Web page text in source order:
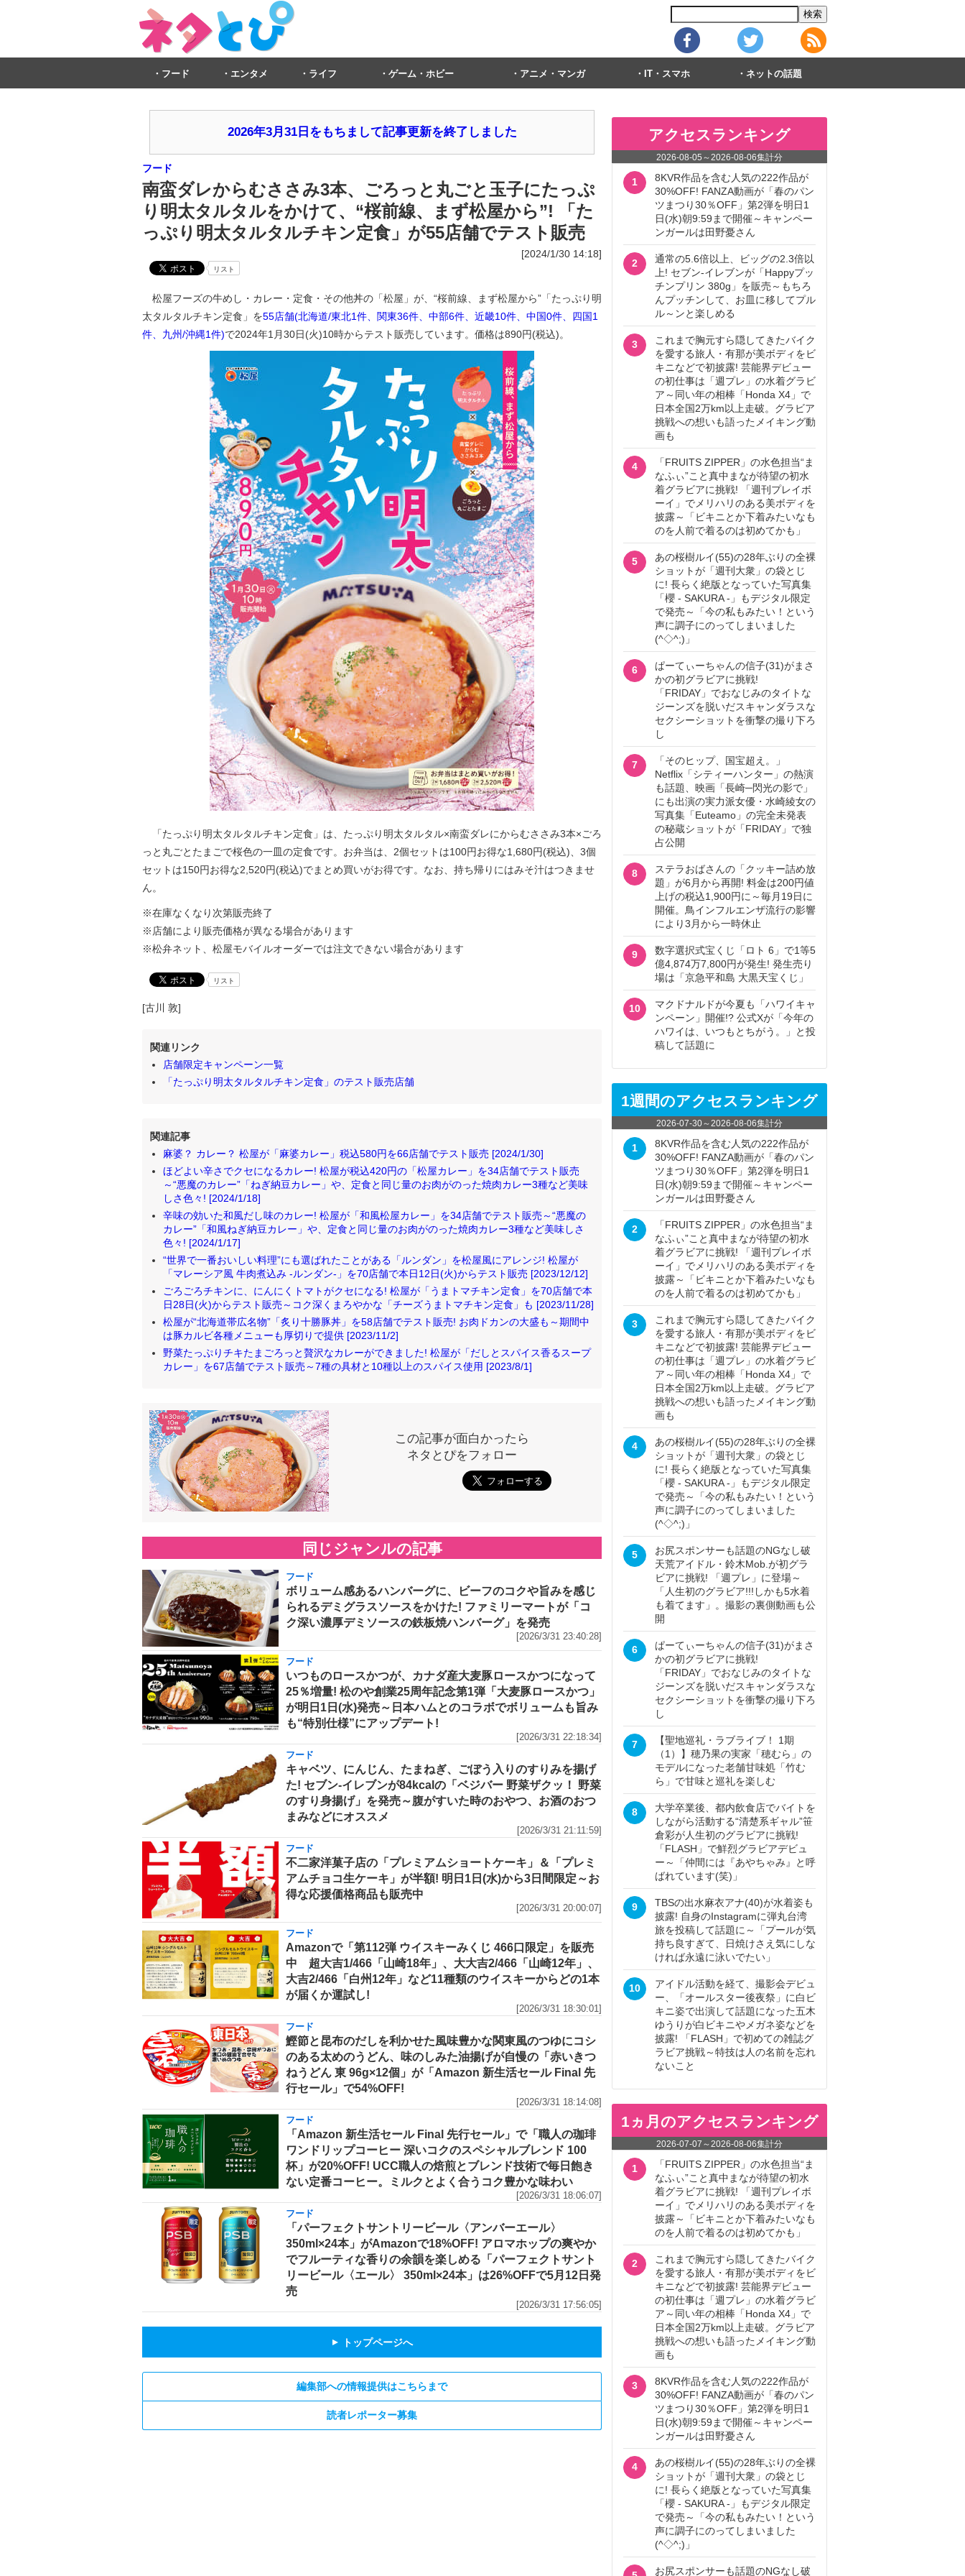
フード エンタメ ライフ ゲーム・ホビー アニメ・マンガ IT・スマホ ネットの話題
2026年3月31日をもちまして記事更新を終了しました
フード
南蛮ダレからむささみ3本、ごろっと丸ごと玉子にたっぷ
り明太タルタルをかけて、“桜前線、まず松屋から”! 「た
っぷり明太タルタルチキン定食」が55店舗でテスト販売
[2024/1/30 14:18]
リスト
松屋フーズの牛めし・カレー・定食・その他丼の「松屋」が、“桜前線、まず松屋から”「たっぷり明
太タルタルチキン定食」を55店舗(北海道/東北1件、関東36件、中部6件、近畿10件、中国0件、四国1
件、九州/沖縄1件)で2024年1月30日(火)10時からテスト販売しています。価格は890円(税込)。
「たっぷり明太タルタルチキン定食」は、たっぷり明太タルタル×南蛮ダレにからむささみ3本×ごろ
っと丸ごとたまごで桜色の一皿の定食です。お弁当は、2個セットは100円お得な1,680円(税込)、3個
セットは150円お得な2,520円(税込)でまとめ買いがお得です。なお、持ち帰りにはみそ汁はつきませ
ん。
※在庫なくなり次第販売終了
※店舗により販売価格が異なる場合があります
※松弁ネット、松屋モバイルオーダーでは注文できない場合があります
リスト
[古川 敦]
関連リンク
店舗限定キャンペーン一覧
「たっぷり明太タルタルチキン定食」のテスト販売店舗
関連記事
麻婆？ カレー？ 松屋が「麻婆カレー」税込580円を66店舗でテスト販売 [2024/1/30]
ほどよい辛さでクセになるカレー! 松屋が税込420円の「松屋カレー」を34店舗でテスト販売
～“悪魔のカレー”「ねぎ納豆カレー」や、定食と同じ量のお肉がのった焼肉カレー3種など美味
しさ色々! [2024/1/18]
辛味の効いた和風だし味のカレー! 松屋が「和風松屋カレー」を34店舗でテスト販売～“悪魔の
カレー”「和風ねぎ納豆カレー」や、定食と同じ量のお肉がのった焼肉カレー3種など美味しさ
色々! [2024/1/17]
“世界で一番おいしい料理”にも選ばれたことがある「ルンダン」を松屋風にアレンジ! 松屋が
「マレーシア風 牛肉煮込み -ルンダン-」を70店舗で本日12日(火)からテスト販売 [2023/12/12]
ごろごろチキンに、にんにくトマトがクセになる! 松屋が「うまトマチキン定食」を70店舗で本
日28日(火)からテスト販売～コク深くまろやかな「チーズうまトマチキン定食」も [2023/11/28]
松屋が“北海道帯広名物”「炙り十勝豚丼」を58店舗でテスト販売! お肉ドカンの大盛も～期間中
は豚カルビ各種メニューも厚切りで提供 [2023/11/2]
野菜たっぷりチキたまごろっと贅沢なカレーができました! 松屋が「だしとスパイス香るスープ
カレー」を67店舗でテスト販売～7種の具材と10種以上のスパイス使用 [2023/8/1]
この記事が面白かったら
ネタとぴをフォロー
同じジャンルの記事
フード
ボリューム感あるハンバーグに、ビーフのコクや旨みを感じ
られるデミグラスソースをかけた! ファミリーマートが「コ
ク深い濃厚デミソースの鉄板焼ハンバーグ」を発売
[2026/3/31 23:40:28]
フード
いつものロースかつが、カナダ産大麦豚ロースかつになって
25％増量! 松のや創業25周年記念第1弾「大麦豚ロースかつ」
が明日1日(水)発売～日本ハムとのコラボでボリュームも旨み
も“特別仕様”にアップデート!
[2026/3/31 22:18:34]
フード
キャベツ、にんじん、たまねぎ、ごぼう入りのすりみを揚げ
た! セブン‐イレブンが84kcalの「ベジバー 野菜ザクッ！ 野菜
のすり身揚げ」を発売～腹がすいた時のおやつ、お酒のおつ
まみなどにオススメ
[2026/3/31 21:11:59]
フード
不二家洋菓子店の「プレミアムショートケーキ」＆「プレミ
アムチョコ生ケーキ」が半額! 明日1日(水)から3日間限定～お
得な応援価格商品も販売中
[2026/3/31 20:00:07]
フード
Amazonで「第112弾 ウイスキーみくじ 466口限定」を販売
中 超大吉1/466「山崎18年」、大大吉2/466「山崎12年」、
大吉2/466「白州12年」など11種類のウイスキーからどの1本
が届くか運試し!
[2026/3/31 18:30:01]
フード
鰹節と昆布のだしを利かせた風味豊かな関東風のつゆにコシ
のある太めのうどん、味のしみた油揚げが自慢の「赤いきつ
ねうどん 東 96g×12個」が「Amazon 新生活セール Final 先
行セール」で54%OFF!
[2026/3/31 18:14:08]
フード
「Amazon 新生活セール Final 先行セール」で「職人の珈琲
ワンドリップコーヒー 深いコクのスペシャルブレンド 100
杯」が20%OFF! UCC職人の焙煎とブレンド技術で毎日飽き
ない定番コーヒー。ミルクとよく合うコク豊かな味わい
[2026/3/31 18:06:07]
フード
「パーフェクトサントリービール〈アンバーエール〉
350ml×24本」がAmazonで18%OFF! アロマホップの爽やか
でフルーティな香りの余韻を楽しめる「パーフェクトサント
リービール〈エール〉 350ml×24本」は26%OFFで5月12日発
売
[2026/3/31 17:56:05]
▲ トップページへ
編集部への情報提供はこちらまで
読者レポーター募集
アクセスランキング
2026-08-05 ～2026-08-06集計分
1
8KVR作品を含む人気の222作品が
30%OFF! FANZA動画が「春のパン
ツまつり30％OFF」第2弾を明日1
日(水)朝9:59まで開催～キャンペー
ンガールは田野憂さん
2
通常の5.6倍以上、ビッグの2.3倍以
上! セブン‐イレブンが「Happyプッ
チンプリン 380g」を販売～もちろ
んプッチンして、お皿に移してプル
ル～ンと楽しめる
3
これまで胸元すら隠してきたバイク
を愛する旅人・有那が美ボディをビ
キニなどで初披露! 芸能界デビュー
の初仕事は「週プレ」の水着グラビ
ア～同い年の相棒「Honda X4」で
日本全国2万km以上走破。グラビア
挑戦への想いも語ったメイキング動
画も
4
「FRUITS ZIPPER」の水色担当“ま
なふぃ”こと真中まなが待望の初水
着グラビアに挑戦! 「週刊プレイボ
ーイ」でメリハリのある美ボディを
披露～「ビキニとか下着みたいなも
のを人前で着るのは初めてかも」
5
あの桜樹ルイ(55)の28年ぶりの全裸
ショットが「週刊大衆」の袋とじ
に! 長らく絶版となっていた写真集
「櫻 - SAKURA -」もデジタル限定
で発売～「今の私もみたい！という
声に調子にのってしまいました
(^◇^;)」
6
ぱーてぃーちゃんの信子(31)がまさ
かの初グラビアに挑戦!
「FRIDAY」でおなじみのタイトな
ジーンズを脱いだスキャンダラスな
セクシーショットを衝撃の撮り下ろ
し
7
「そのヒップ、国宝超え。」
Netflix「シティーハンター」の熱演
も話題、映画「長崎─閃光の影で」
にも出演の実力派女優・水崎綾女の
写真集「Euteamo」の完全未発表
の秘蔵ショットが「FRIDAY」で独
占公開
8
ステラおばさんの「クッキー詰め放
題」が6月から再開! 料金は200円値
上げの税込1,900円に～毎月19日に
開催。鳥インフルエンザ流行の影響
により3月から一時休止
9
数字選択式宝くじ「ロト 6」で1等5
億4,874万7,800円が発生! 発生売り
場は「京急平和島 大黒天宝くじ」
10
マクドナルドが今夏も「ハワイキャ
ンペーン」開催!? 公式Xが「今年の
ハワイは、いつもとちがう。」と投
稿して話題に
1週間のアクセスランキング
2026-07-30～2026-08-06集計分
1
8KVR作品を含む人気の222作品が
30%OFF! FANZA動画が「春のパン
ツまつり30％OFF」第2弾を明日1
日(水)朝9:59まで開催～キャンペー
ンガールは田野憂さん
2
「FRUITS ZIPPER」の水色担当“ま
なふぃ”こと真中まなが待望の初水
着グラビアに挑戦! 「週刊プレイボ
ーイ」でメリハリのある美ボディを
披露～「ビキニとか下着みたいなも
のを人前で着るのは初めてかも」
3
これまで胸元すら隠してきたバイク
を愛する旅人・有那が美ボディをビ
キニなどで初披露! 芸能界デビュー
の初仕事は「週プレ」の水着グラビ
ア～同い年の相棒「Honda X4」で
日本全国2万km以上走破。グラビア
挑戦への想いも語ったメイキング動
画も
4
あの桜樹ルイ(55)の28年ぶりの全裸
ショットが「週刊大衆」の袋とじ
に! 長らく絶版となっていた写真集
「櫻 - SAKURA -」もデジタル限定
で発売～「今の私もみたい！という
声に調子にのってしまいました
(^◇^;)」
5
お尻スポンサーも話題のNGなし破
天荒アイドル・鈴木Mob.が初グラ
ビアに挑戦! 「週プレ」に登場～
「人生初のグラビア!!!しかも5水着
も着てます」。撮影の裏側動画も公
開
6
ぱーてぃーちゃんの信子(31)がまさ
かの初グラビアに挑戦!
「FRIDAY」でおなじみのタイトな
ジーンズを脱いだスキャンダラスな
セクシーショットを衝撃の撮り下ろ
し
7
【聖地巡礼・ラブライブ！ 1期
（1）】穂乃果の実家「穂むら」の
モデルになった老舗甘味処「竹む
ら」で甘味と巡礼を楽しむ
8
大学卒業後、都内飲食店でバイトを
しながら活動する“清楚系ギャル”笹
倉彩が人生初のグラビアに挑戦!
「FLASH」で鮮烈グラビアデビュ
ー～「仲間には『あやちゃみ』と呼
ばれています(笑)」
9
TBSの出水麻衣アナ(40)が水着姿も
披露! 自身のInstagramに弾丸台湾
旅を投稿して話題に～「プールが気
持ち良すぎて、日焼けさえ気にしな
ければ永遠に泳いでたい」
10
アイドル活動を経て、撮影会デビュ
ー、「オールスター後夜祭」に白ビ
キニ姿で出演して話題になった五木
ゆうりが白ビキニやメガネ姿などを
披露! 「FLASH」で初めての雑誌グ
ラビア挑戦～特技は人の名前を忘れ
ないこと
1ヵ月のアクセスランキング
2026-07-07 ～2026-08-06集計分
1
「FRUITS ZIPPER」の水色担当“ま
なふぃ”こと真中まなが待望の初水
着グラビアに挑戦! 「週刊プレイボ
ーイ」でメリハリのある美ボディを
披露～「ビキニとか下着みたいなも
のを人前で着るのは初めてかも」
2
これまで胸元すら隠してきたバイク
を愛する旅人・有那が美ボディをビ
キニなどで初披露! 芸能界デビュー
の初仕事は「週プレ」の水着グラビ
ア～同い年の相棒「Honda X4」で
日本全国2万km以上走破。グラビア
挑戦への想いも語ったメイキング動
画も
3
8KVR作品を含む人気の222作品が
30%OFF! FANZA動画が「春のパン
ツまつり30％OFF」第2弾を明日1
日(水)朝9:59まで開催～キャンペー
ンガールは田野憂さん
4
あの桜樹ルイ(55)の28年ぶりの全裸
ショットが「週刊大衆」の袋とじ
に! 長らく絶版となっていた写真集
「櫻 - SAKURA -」もデジタル限定
で発売～「今の私もみたい！という
声に調子にのってしまいました
(^◇^;)」
お尻スポンサーも話題のNGなし破